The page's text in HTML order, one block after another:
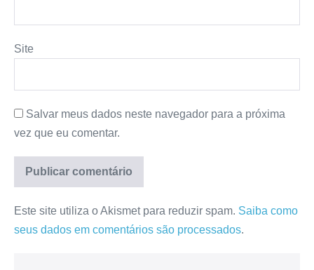
Site
Salvar meus dados neste navegador para a próxima
vez que eu comentar.
Este site utiliza o Akismet para reduzir spam. Saiba como
seus dados em comentários são processados.